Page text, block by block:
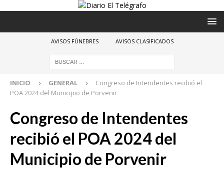
AVISOS FÚNEBRES AVISOS CLASIFICADOS
INICIO GENERAL
Congreso de Intendentes recibió el
POA 2024 del Municipio de Porvenir
Congreso de Intendentes
recibió el POA 2024 del
Municipio de Porvenir